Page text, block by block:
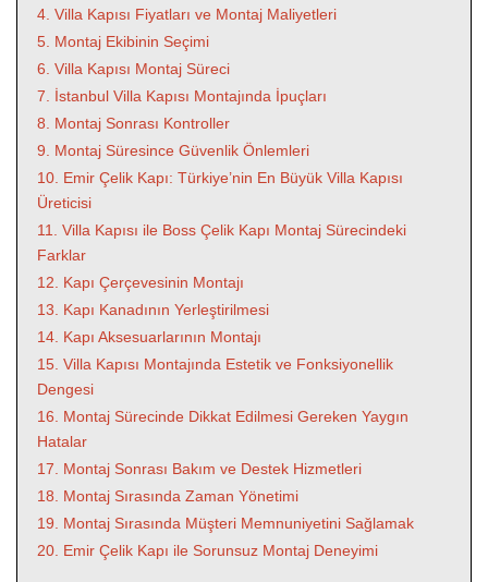
4. Villa Kapısı Fiyatları ve Montaj Maliyetleri
5. Montaj Ekibinin Seçimi
6. Villa Kapısı Montaj Süreci
7. İstanbul Villa Kapısı Montajında İpuçları
8. Montaj Sonrası Kontroller
9. Montaj Süresince Güvenlik Önlemleri
10. Emir Çelik Kapı: Türkiye’nin En Büyük Villa Kapısı
Üreticisi
11. Villa Kapısı ile Boss Çelik Kapı Montaj Sürecindeki
Farklar
12. Kapı Çerçevesinin Montajı
13. Kapı Kanadının Yerleştirilmesi
14. Kapı Aksesuarlarının Montajı
15. Villa Kapısı Montajında Estetik ve Fonksiyonellik
Dengesi
16. Montaj Sürecinde Dikkat Edilmesi Gereken Yaygın
Hatalar
17. Montaj Sonrası Bakım ve Destek Hizmetleri
18. Montaj Sırasında Zaman Yönetimi
19. Montaj Sırasında Müşteri Memnuniyetini Sağlamak
20. Emir Çelik Kapı ile Sorunsuz Montaj Deneyimi